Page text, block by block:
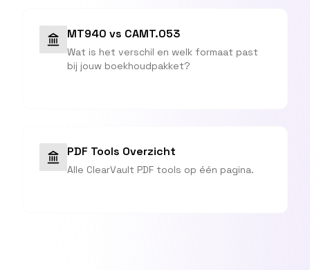
MT940 vs CAMT.053
Wat is het verschil en welk formaat past
bij jouw boekhoudpakket?
PDF Tools Overzicht
Alle ClearVault PDF tools op één pagina.